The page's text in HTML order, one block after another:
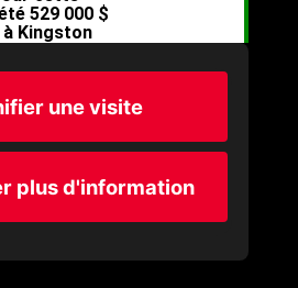
une visite
plus d'information